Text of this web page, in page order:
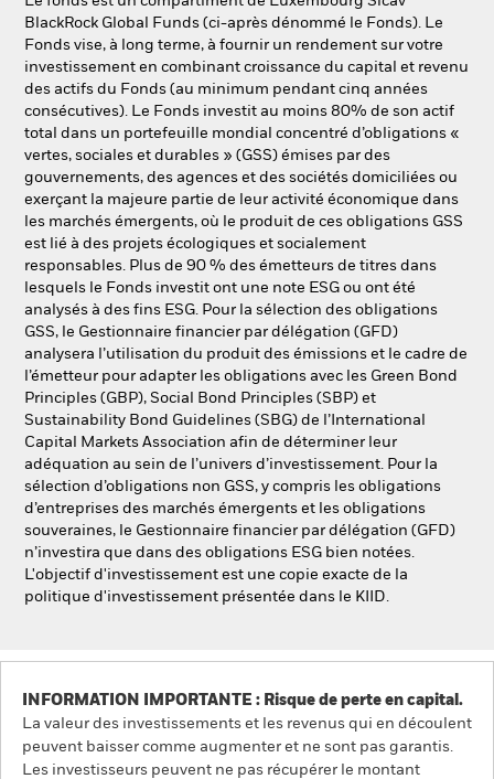
Aladdin
Notre société
BlackRock Global Funds (ci-après dénommé le Fonds). Le
Fonds vise, à long terme, à fournir un rendement sur votre
investissement en combinant croissance du capital et revenu
des actifs du Fonds (au minimum pendant cinq années
consécutives). Le Fonds investit au moins 80% de son actif
total dans un portefeuille mondial concentré d’obligations «
vertes, sociales et durables » (GSS) émises par des
gouvernements, des agences et des sociétés domiciliées ou
exerçant la majeure partie de leur activité économique dans
les marchés émergents, où le produit de ces obligations GSS
est lié à des projets écologiques et socialement
responsables. Plus de 90 % des émetteurs de titres dans
lesquels le Fonds investit ont une note ESG ou ont été
analysés à des fins ESG. Pour la sélection des obligations
GSS, le Gestionnaire financier par délégation (GFD)
analysera l’utilisation du produit des émissions et le cadre de
l’émetteur pour adapter les obligations avec les Green Bond
Principles (GBP), Social Bond Principles (SBP) et
Sustainability Bond Guidelines (SBG) de l’International
Capital Markets Association afin de déterminer leur
adéquation au sein de l’univers d’investissement. Pour la
sélection d’obligations non GSS, y compris les obligations
d’entreprises des marchés émergents et les obligations
souveraines, le Gestionnaire financier par délégation (GFD)
n’investira que dans des obligations ESG bien notées.
L'objectif d'investissement est une copie exacte de la
politique d'investissement présentée dans le KIID.
INFORMATION IMPORTANTE : Risque de perte en capital.
La valeur des investissements et les revenus qui en découlent
peuvent baisser comme augmenter et ne sont pas garantis.
Les investisseurs peuvent ne pas récupérer le montant